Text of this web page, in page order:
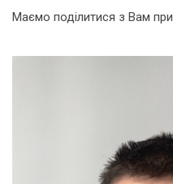
Маємо поділитися з Вам